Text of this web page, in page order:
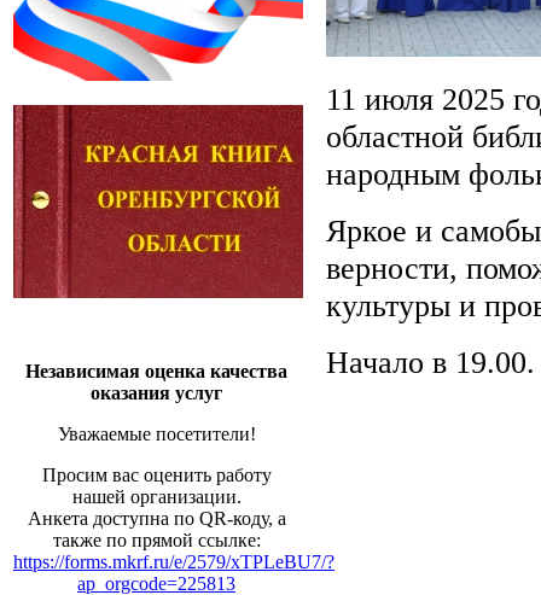
Независимая оценка качества
оказания услуг
Уважаемые посетители!
Просим вас оценить работу
нашей организации.
Анкета доступна по QR-коду, а
также по прямой ссылке:
https://forms.mkrf.ru/e/2579/xTPLeBU7/?
ap_orgcode=225813
11 июля 2025
областной
народным
Яркое и
верности,
культуры и
Начало в